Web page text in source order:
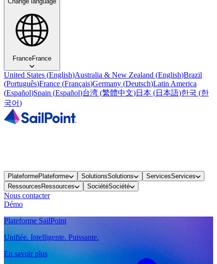
FranceFrance
United States (English)Australia & New Zealand (English)Brazil
(Português)France (Français)Germany (Deutsch)Latin America
(Español)Spain (Español)台湾 (繁體中文)日本 (日本語)한국 (한
국어)
PlateformePlateforme SolutionsSolutions ServicesServices
Ressources Ressources SociétéSociété
Nous contacter
Démo
Plateforme SailPoint
Unifiée. Intelligente. Puissante.
En savoir plus